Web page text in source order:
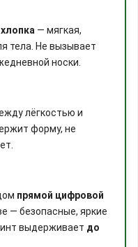
— мягкая,
тела. Не вызывает
носки.
лёгкостью и
форму, не
прямой цифровой
— безопасные, яркие
выдерживает до